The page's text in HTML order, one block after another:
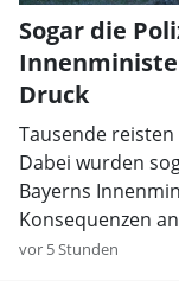
Sogar die
Druck
Tausende
Dabei wurden
Bayerns
Konsequenzen
vor 5 Stunden